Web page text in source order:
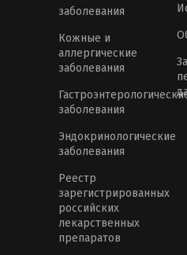
заболевания
Кожные и
аллергические
заболевания
заболевания
Эндокринологические
заболевания
Реестр
зарегистрированных
российских
лекарственных
препаратов